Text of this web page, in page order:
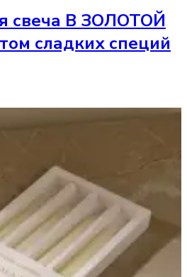
свеча В ЗОЛОТОЙ
сладких специй